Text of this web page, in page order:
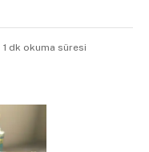
1 dk okuma süresi